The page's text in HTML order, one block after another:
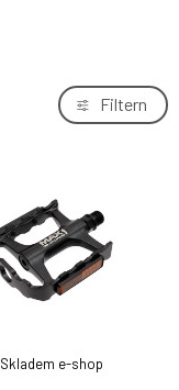
Filtern
Skladem e-shop